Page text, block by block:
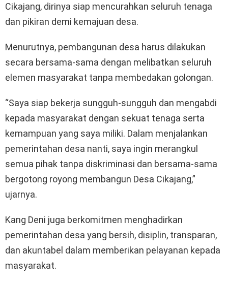
Cikajang, dirinya siap mencurahkan seluruh tenaga
dan pikiran demi kemajuan desa.
Menurutnya, pembangunan desa harus dilakukan
secara bersama-sama dengan melibatkan seluruh
elemen masyarakat tanpa membedakan golongan.
“Saya siap bekerja sungguh-sungguh dan mengabdi
kepada masyarakat dengan sekuat tenaga serta
kemampuan yang saya miliki. Dalam menjalankan
pemerintahan desa nanti, saya ingin merangkul
semua pihak tanpa diskriminasi dan bersama-sama
bergotong royong membangun Desa Cikajang,”
ujarnya.
Kang Deni juga berkomitmen menghadirkan
pemerintahan desa yang bersih, disiplin, transparan,
dan akuntabel dalam memberikan pelayanan kepada
masyarakat.